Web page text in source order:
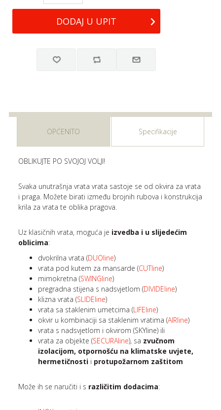
OPĆENITO Specifikacije
OBLIKUJTE PO SVOJOJ VOLJI!
Svaka unutrašnja vrata vrata sastoje se od okvira za vrata
i praga. Možete birati između brojnih rubova i konstrukcija
krila za vrata te oblika pragova.
Uz klasičnih vrata, moguća je izvedba i u slijedećim
oblicima:
dvokrilna vrata (DUOline)
vrata pod kutem za mansarde (CUTline)
mimokretna (SWINGline)
pregradna stijena s nadsvjetlom (DIVIDEline)
klizna vrata (SLIDEline)
vrata sa staklenim umetcima (LIFEline)
okvir u kombinaciji sa staklenim vratima (AIRline)
vrata s nadsvjetlom i okvirom (SKYline) ili
vrata za objekte (SECURAline), sa zvučnom
izolacijom, otpornošću na klimatske uvjete,
hermetičnosti i protupožarnom zaštitom
Može ih se naručiti i s različitim dodacima: